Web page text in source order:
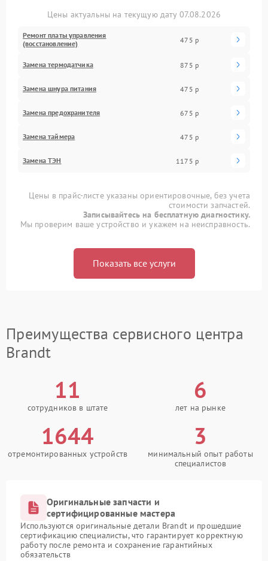
Цены актуальны на текущую дату 07.08.2026
Ремонт платы управления
(восстановление)
475 р
Замена термодатчика 875 р
Замена шнура питания 475 р
Замена предохранителя 675 р
Замена таймера 475 р
Замена ТЭН 1175 р
Цены в прайс-листе указаны ориентировочные, без учета
стоимости запчастей.
Записывайтесь на бесплатную диагностику.
Мы проверим ваше устройство и укажем на неисправность.
Показать все услуги
Преимущества сервисного центра
Brandt
11
сотрудников в штате
6
лет на рынке
1644
отремонтированных устройств
3
минимальный опыт работы
специалистов
Оригинальные запчасти и
сертифицированные мастера
Используются оригинальные детали Brandt и прошедшие
сертификацию специалисты, что гарантирует корректную
работу после ремонта и сохранение гарантийных
обязательств